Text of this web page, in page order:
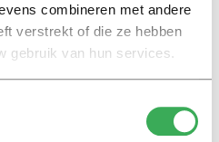
combineren met andere
verstrekt of die ze hebben
gebruik van hun services.
Delft winnen
competitie